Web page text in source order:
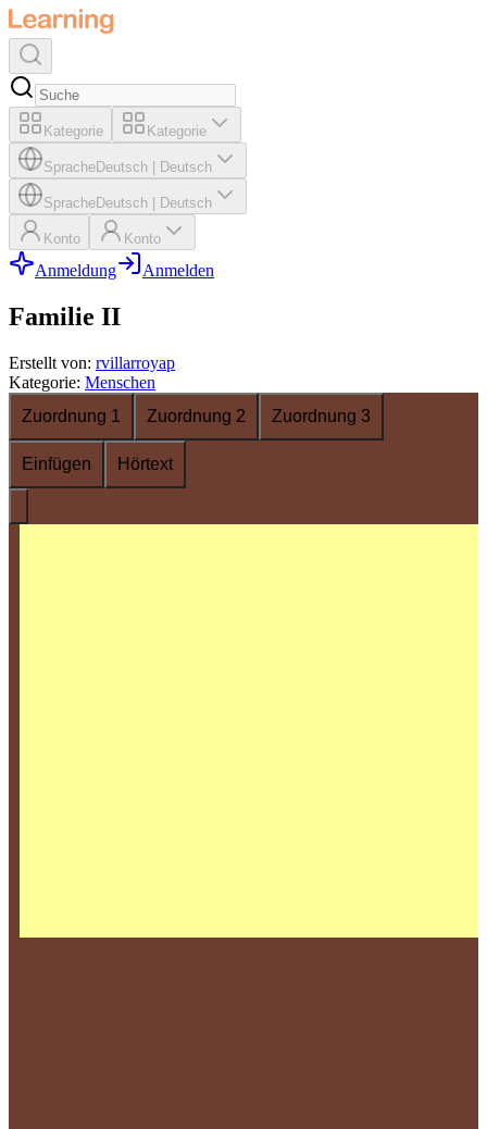
Kategorie Kategorie
SpracheDeutsch Deutsch
SpracheDeutsch Deutsch
Konto Konto
Anmeldung Anmelden
Familie II
Erstellt von: rvillarroyap
Kategorie: Menschen
Zuordnung 1
Zuordnung 2 Zuordnung 3
Einfügen Hörtext